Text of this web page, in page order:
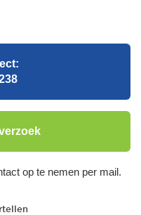
op te nemen per mail.